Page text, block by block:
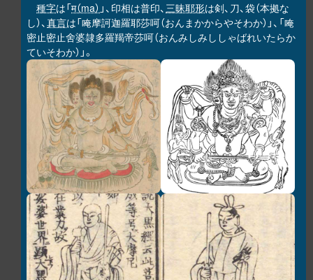
種字は「म（ma） 」、印相は普印、三昧耶形は剣、刀、袋（本拠な
し）、真言は「唵摩訶迦羅耶莎呵（おんまかからやそわか）」、「唵
密止密止舍婆隷多羅羯帝莎呵（おんみしみししゃばれいたらか
ていそわか）」。